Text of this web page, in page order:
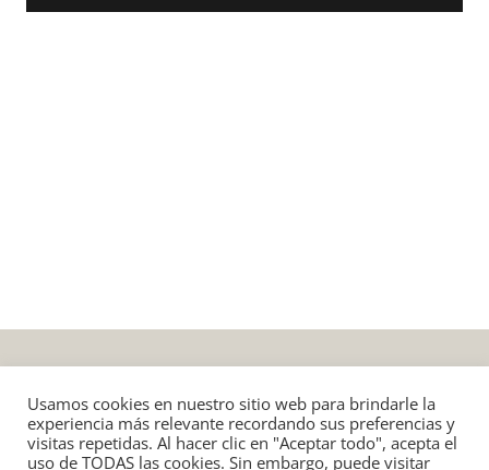
Usamos cookies en nuestro sitio web para brindarle la
experiencia más relevante recordando sus preferencias y
visitas repetidas. Al hacer clic en "Aceptar todo", acepta el
uso de TODAS las cookies. Sin embargo, puede visitar